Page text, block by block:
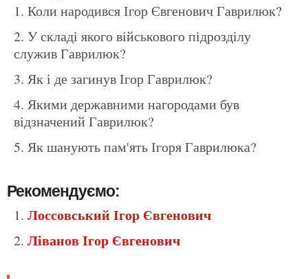
Коли народився Ігор Євгенович Гаврилюк?
У складі якого військового підрозділу
служив Гаврилюк?
Як і де загинув Ігор Гаврилюк?
Якими державними нагородами був
відзначений Гаврилюк?
Як шанують пам'ять Ігоря Гаврилюка?
Рекомендуємо:
Лоссовський Ігор Євгенович
Ліванов Ігор Євгенович